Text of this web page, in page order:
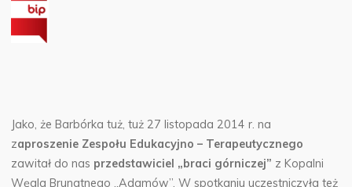
Jako, że Barbórka tuż, tuż 27 listopada 2014 r. na
zaproszenie Zespołu Edukacyjno – Terapeutycznego
zawitał do nas przedstawiciel „braci górniczej” z Kopalni
Węgla Brunatnego „Adamów”. W spotkaniu uczestniczyła też